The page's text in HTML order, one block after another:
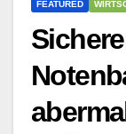
FEATURED